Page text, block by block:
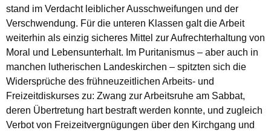
stand im Verdacht leiblicher Ausschweifungen und der
Verschwendung. Für die unteren Klassen galt die Arbeit
weiterhin als einzig sicheres Mittel zur Aufrechterhaltung von
Moral und Lebensunterhalt. Im Puritanismus – aber auch in
manchen lutherischen Landeskirchen – spitzten sich die
Widersprüche des frühneuzeitlichen Arbeits- und
Freizeitdiskurses zu: Zwang zur Arbeitsruhe am Sabbat,
deren Übertretung hart bestraft werden konnte, und zugleich
Verbot von Freizeitvergnügungen über den Kirchgang und